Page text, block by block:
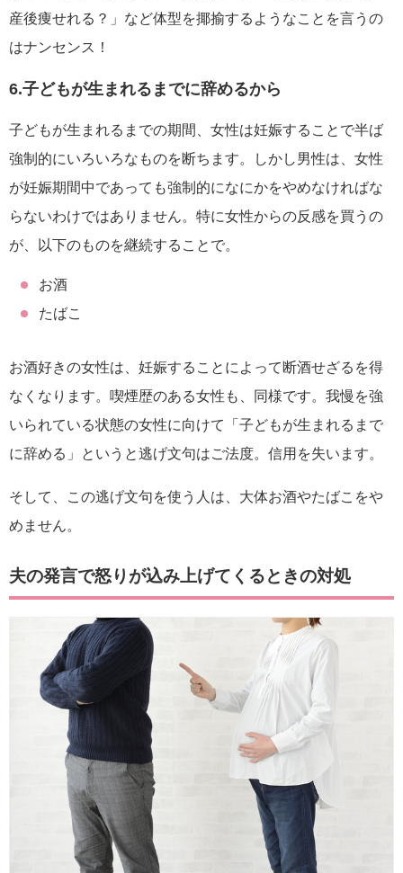
産後痩せれる？」など体型を揶揄するようなことを言うの
はナンセンス！
6.子どもが生まれるまでに辞めるから
子どもが生まれるまでの期間、女性は妊娠することで半ば
強制的にいろいろなものを断ちます。しかし男性は、女性
が妊娠期間中であっても強制的になにかをやめなければな
らないわけではありません。特に女性からの反感を買うの
が、以下のものを継続することで。
お酒
たばこ
お酒好きの女性は、妊娠することによって断酒せざるを得
なくなります。喫煙歴のある女性も、同様です。我慢を強
いられている状態の女性に向けて「子どもが生まれるまで
に辞める」というと逃げ文句はご法度。信用を失います。
そして、この逃げ文句を使う人は、大体お酒やたばこをや
めません。
夫の発言で怒りが込み上げてくるときの対処